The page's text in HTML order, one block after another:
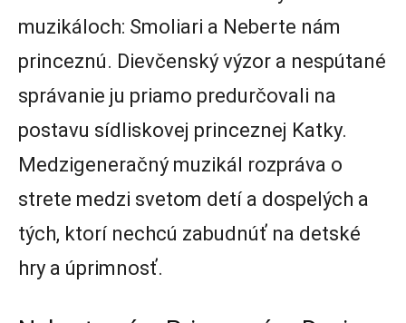
muzikáloch: Smoliari a Neberte nám
princeznú. Dievčenský výzor a nespútané
správanie ju priamo predurčovali na
postavu sídliskovej princeznej Katky.
Medzigeneračný muzikál rozpráva o
strete medzi svetom detí a dospelých a
tých, ktorí nechcú zabudnúť na detské
hry a úprimnosť.